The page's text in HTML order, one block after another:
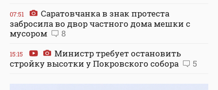
07:51
Саратовчанка в знак протеста
забросила во двор частного дома мешки с
мусором
8
15:15
Министр требует остановить
стройку высотки у Покровского собора
5